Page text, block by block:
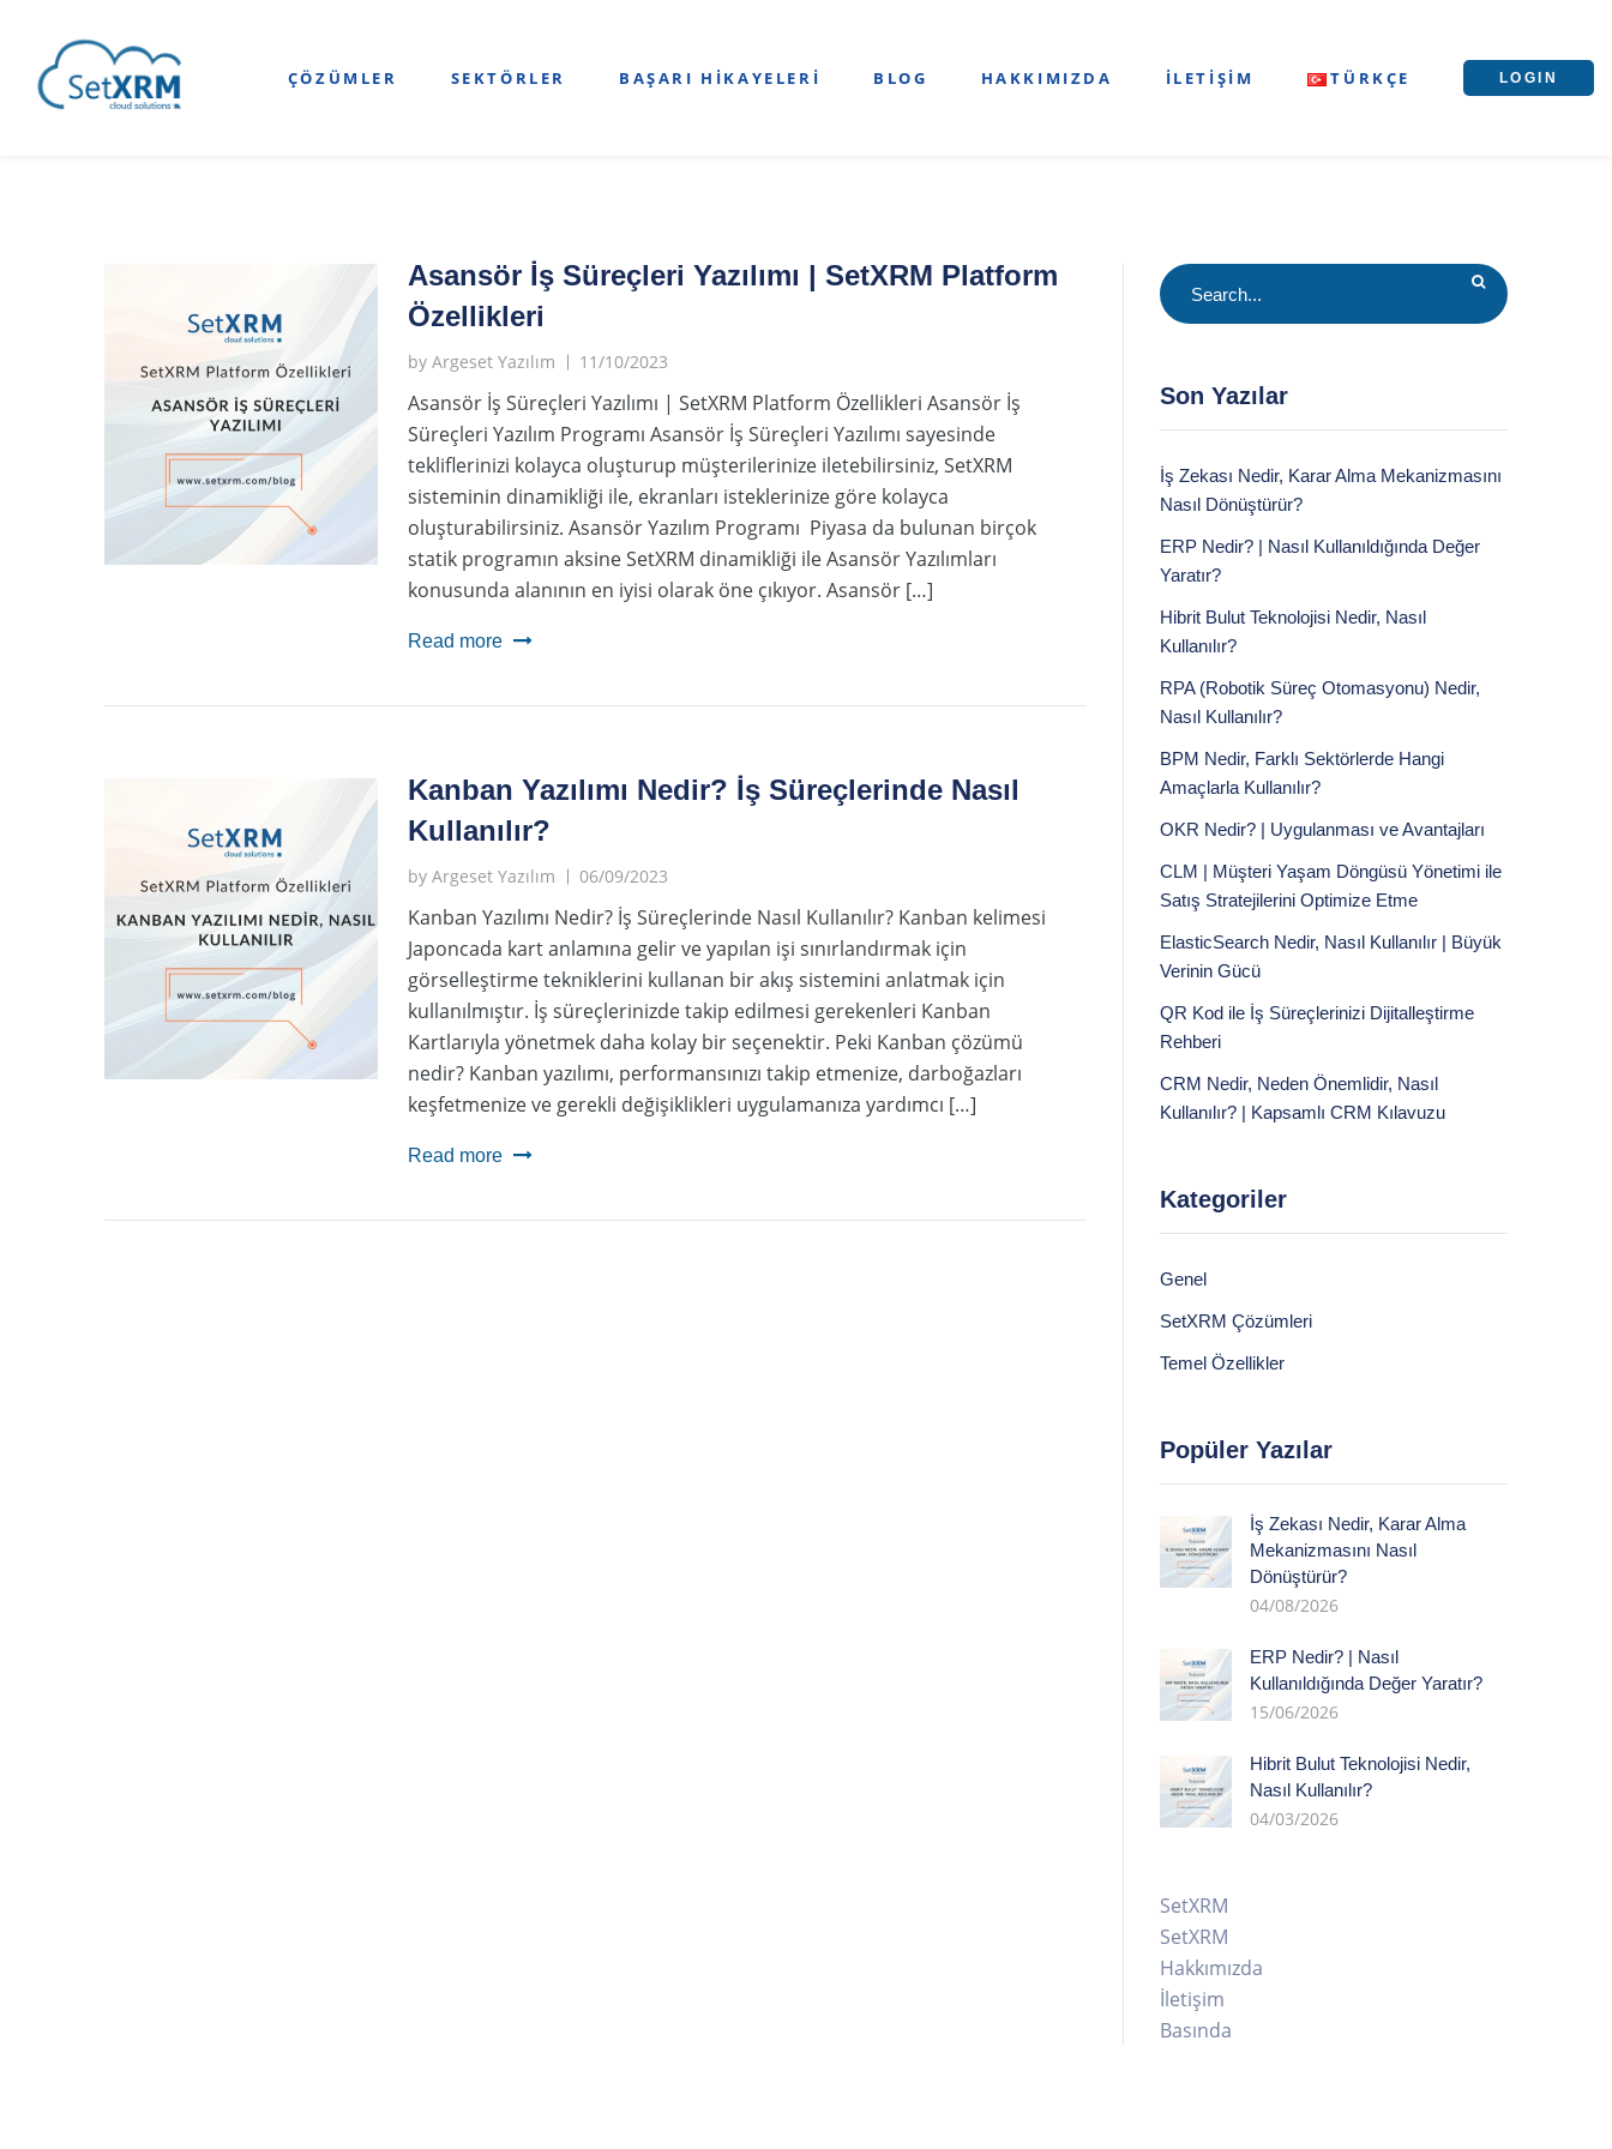
ÇÖZÜMLER SEKTÖRLER BAŞARI HIKAYELERI BLOG HAKKIMIZDA İLETIŞIM TÜRKÇE LOGIN
Asansör İş Süreçleri Yazılımı | SetXRM Platform
Özellikleri
by Argeset Yazılım 11/10/2023
Asansör İş Süreçleri Yazılımı | SetXRM Platform Özellikleri Asansör İş
Süreçleri Yazılım Programı Asansör İş Süreçleri Yazılımı sayesinde
tekliflerinizi kolayca oluşturup müşterilerinize iletebilirsiniz, SetXRM
sisteminin dinamikliği ile, ekranları isteklerinize göre kolayca
oluşturabilirsiniz. Asansör Yazılım Programı Piyasa da bulunan birçok
statik programın aksine SetXRM dinamikliği ile Asansör Yazılımları
konusunda alanının en iyisi olarak öne çıkıyor. Asansör […]
Read more
Kanban Yazılımı Nedir? İş Süreçlerinde Nasıl
Kullanılır?
by Argeset Yazılım 06/09/2023
Kanban Yazılımı Nedir? İş Süreçlerinde Nasıl Kullanılır? Kanban kelimesi
Japoncada kart anlamına gelir ve yapılan işi sınırlandırmak için
görselleştirme tekniklerini kullanan bir akış sistemini anlatmak için
kullanılmıştır. İş süreçlerinizde takip edilmesi gerekenleri Kanban
Kartlarıyla yönetmek daha kolay bir seçenektir. Peki Kanban çözümü
nedir? Kanban yazılımı, performansınızı takip etmenize, darboğazları
keşfetmenize ve gerekli değişiklikleri uygulamanıza yardımcı […]
Read more
Son Yazılar
İş Zekası Nedir, Karar Alma Mekanizmasını
Nasıl Dönüştürür?
ERP Nedir? | Nasıl Kullanıldığında Değer
Yaratır?
Hibrit Bulut Teknolojisi Nedir, Nasıl
Kullanılır?
RPA (Robotik Süreç Otomasyonu) Nedir,
Nasıl Kullanılır?
BPM Nedir, Farklı Sektörlerde Hangi
Amaçlarla Kullanılır?
OKR Nedir? | Uygulanması ve Avantajları
CLM | Müşteri Yaşam Döngüsü Yönetimi ile
Satış Stratejilerini Optimize Etme
ElasticSearch Nedir, Nasıl Kullanılır | Büyük
Verinin Gücü
QR Kod ile İş Süreçlerinizi Dijitalleştirme
Rehberi
CRM Nedir, Neden Önemlidir, Nasıl
Kullanılır? | Kapsamlı CRM Kılavuzu
Kategoriler
Genel
SetXRM Çözümleri
Temel Özellikler
Popüler Yazılar
İş Zekası Nedir, Karar Alma
Mekanizmasını Nasıl
Dönüştürür?
04/08/2026
ERP Nedir? | Nasıl
Kullanıldığında Değer Yaratır?
15/06/2026
Hibrit Bulut Teknolojisi Nedir,
Nasıl Kullanılır?
04/03/2026
SetXRM
SetXRM
Hakkımızda
İletişim
Basında